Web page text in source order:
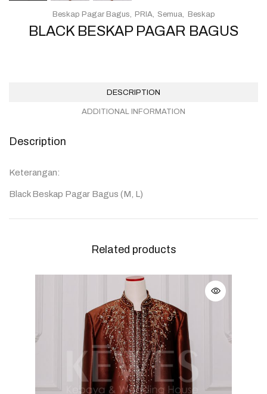
BLACK BESKAP PAGAR BAGUS
Beskap Pagar Bagus PRIA Semua Beskap
DESCRIPTION
ADDITIONAL INFORMATION
Description
Keterangan:
Black Beskap Pagar Bagus (M, L)
Related products